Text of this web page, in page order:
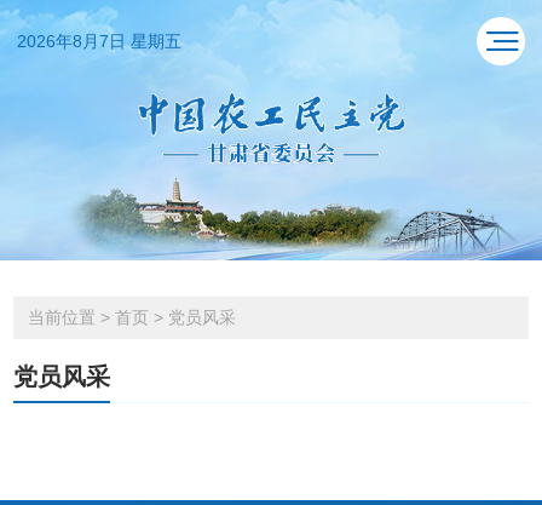
2026年8月7日 星期五
当前位置 > 首页 > 党员风采
党员风采